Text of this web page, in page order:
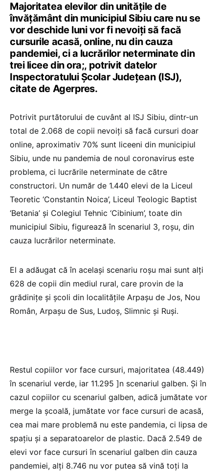
Majoritatea elevilor din unităţile de
învăţământ din municipiul Sibiu care nu se
vor deschide luni vor fi nevoiţi să facă
cursurile acasă, online, nu din cauza
pandemiei, ci a lucrărilor neterminate din
trei licee din ora;, potrivit datelor
Inspectoratului Şcolar Judeţean (ISJ),
citate de Agerpres.
Potrivit purtătorului de cuvânt al ISJ Sibiu, dintr-un
total de 2.068 de copii nevoiţi să facă cursuri doar
online, aproximativ 70% sunt liceeni din municipiul
Sibiu, unde nu pandemia de noul coronavirus este
problema, ci lucrările neterminate de către
constructori. Un număr de 1.440 elevi de la Liceul
Teoretic ‘Constantin Noica’, Liceul Teologic Baptist
‘Betania’ şi Colegiul Tehnic ‘Cibinium’, toate din
municipiul Sibiu, figurează în scenariul 3, roşu, din
cauza lucrărilor neterminate.
El a adăugat că în acelaşi scenariu roşu mai sunt alţi
628 de copii din mediul rural, care provin de la
grădiniţe şi şcoli din localităţile Arpaşu de Jos, Nou
Român, Arpaşu de Sus, Ludoş, Slimnic şi Ruşi.
Restul copiilor vor face cursuri, majoritatea (48.449)
în scenariul verde, iar 11.295 ]n scenariul galben. Şi în
cazul copiilor cu scenariul galben, adică jumătate vor
merge la şcoală, jumătate vor face cursuri de acasă,
cea mai mare problemă nu este pandemia, ci lipsa de
spaţiu şi a separatoarelor de plastic. Dacă 2.549 de
elevi vor face cursuri în scenariul galben din cauza
pandemiei, alţi 8.746 nu vor putea să vină toţi la